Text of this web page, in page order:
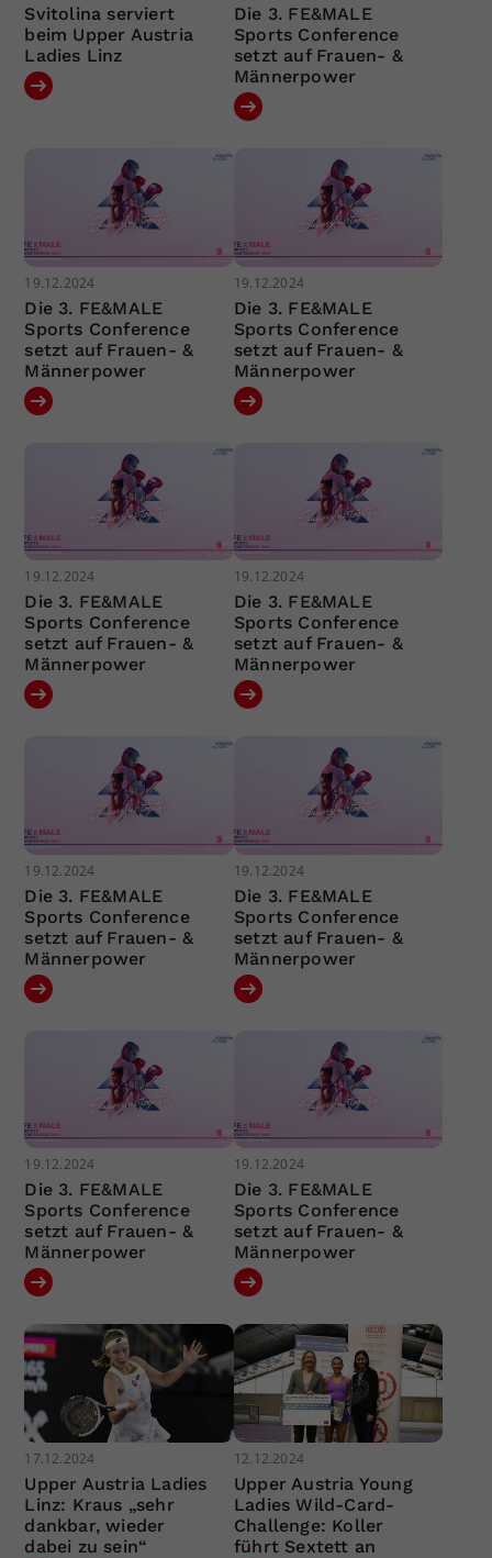
Svitolina serviert
beim Upper Austria
Ladies Linz
Die 3. FE&MALE
Sports Conference
setzt auf Frauen- &
Männerpower
19.12.2024
Die 3. FE&MALE
Sports Conference
setzt auf Frauen- &
Männerpower
19.12.2024
Die 3. FE&MALE
Sports Conference
setzt auf Frauen- &
Männerpower
19.12.2024
Die 3. FE&MALE
Sports Conference
setzt auf Frauen- &
Männerpower
19.12.2024
Die 3. FE&MALE
Sports Conference
setzt auf Frauen- &
Männerpower
19.12.2024
Die 3. FE&MALE
Sports Conference
setzt auf Frauen- &
Männerpower
19.12.2024
Die 3. FE&MALE
Sports Conference
setzt auf Frauen- &
Männerpower
19.12.2024
Die 3. FE&MALE
Sports Conference
setzt auf Frauen- &
Männerpower
19.12.2024
Die 3. FE&MALE
Sports Conference
setzt auf Frauen- &
Männerpower
17.12.2024
Upper Austria Ladies
Linz: Kraus „sehr
dankbar, wieder
dabei zu sein“
12.12.2024
Upper Austria Young
Ladies Wild-Card-
Challenge: Koller
führt Sextett an